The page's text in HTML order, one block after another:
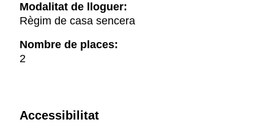
Modalitat de lloguer:
Règim de casa sencera
Nombre de places:
2
Accessibilitat